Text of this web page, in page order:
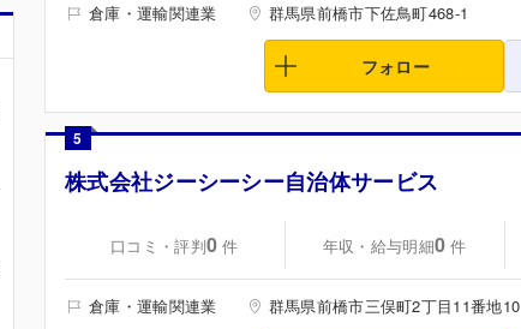
倉庫・運輸関連業 群馬県前橋市下佐鳥町468-1
フォロー
5
株式会社ジーシーシー自治体サービス
口コミ・評判0 件 年収・給与明細0 件
倉庫・運輸関連業 群馬県前橋市三俣町2丁目11番地10